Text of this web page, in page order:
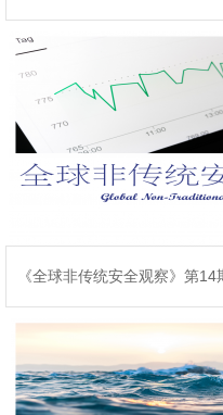
《全球非传统安全观察》第14